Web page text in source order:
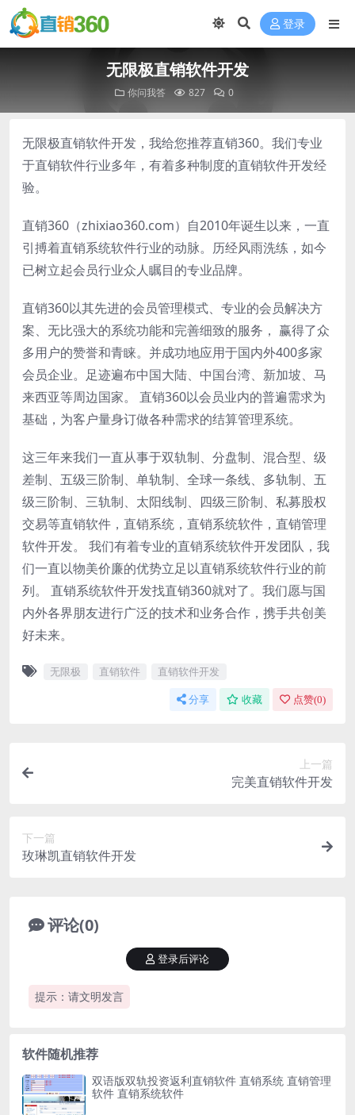
登录
无限极直销软件开发
你问我答 827 0
无限极直销软件开发，我给您推荐直销360。我们专业
于直销软件行业多年，有着多种制度的直销软件开发经
验。
直销360（zhixiao360.com）自2010年诞生以来，一直
引搏着直销系统软件行业的动脉。历经风雨洗练，如今
已树立起会员行业众人瞩目的专业品牌。
直销360以其先进的会员管理模式、专业的会员解决方
案、无比强大的系统功能和完善细致的服务， 赢得了众
多用户的赞誉和青睐。并成功地应用于国内外400多家
会员企业。足迹遍布中国大陆、中国台湾、新加坡、马
来西亚等周边国家。 直销360以会员业内的普遍需求为
基础，为客户量身订做各种需求的结算管理系统。
这三年来我们一直从事于双轨制、分盘制、混合型、级
差制、五级三阶制、单轨制、全球一条线、多轨制、五
级三阶制、三轨制、太阳线制、四级三阶制、私募股权
交易等直销软件，直销系统，直销系统软件，直销管理
软件开发。 我们有着专业的直销系统软件开发团队，我
们一直以物美价廉的优势立足以直销系统软件行业的前
列。 直销系统软件开发找直销360就对了。我们愿与国
内外各界朋友进行广泛的技术和业务合作，携手共创美
好未来。
无限极 直销软件 直销软件开发
分享 收藏 点赞(0)
上一篇
完美直销软件开发
下一篇
玫琳凯直销软件开发
评论(0)
提示：请文明发言
登录后评论
软件随机推荐
双语版双轨投资返利直销软件 直销系统 直销管理
软件 直销系统软件